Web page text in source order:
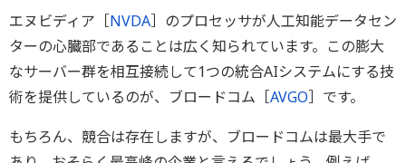
エヌビディア［NVDA］のプロセッサが人工知能データセン
ターの心臓部であることは広く知られています。この膨大
なサーバー群を相互接続して1つの統合AIシステムにする技
術を提供しているのが、ブロードコム［AVGO］です。
もちろん、競合は存在しますが、ブロードコムは最大手で